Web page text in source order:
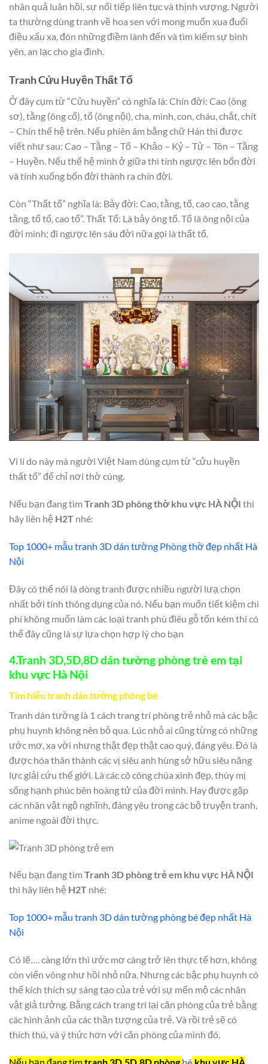
nhân quả luân hồi, sự nối tiếp liên tục và thịnh vượng. Người
ta thường dùng tranh về hoa sen với mong muốn xua đuổi
điều xấu xa, đón những điềm lành đến và tìm kiếm sự bình
yên, an lạc cho gia đình.
Tranh Cửu Huyền Thất Tổ
Ở đây cụm từ “Cửu huyền” có nghĩa là: Chín đời: Cao (ông
sơ), tằng (ông cố), tổ (ông nội), cha, mình, con, cháu, chắt, chít
– Chín thế hệ trên. Nếu phiên âm bằng chữ Hán thì được
viết như sau: Cao – Tằng – Tổ – Khảo – Kỷ – Tử – Tôn – Tằng
– Huyền. Nếu thế hệ mình ở giữa thì tính ngược lên bốn đời
và tính xuống bốn đời thành ra chín đời.
Còn “Thất tổ” nghĩa là: Bảy đời: Cao, tằng, tổ, cao cao, tằng
tằng, tổ tổ, cao tổ”. Thất Tổ: Là bảy ông tổ. Tổ là ông nội của
đời mình; đi ngược lên sáu đời nữa gọi là thất tổ.
Vì lí do này mà người Việt Nam dùng cụm từ “cửu huyền
thất tổ” để chỉ nơi thờ cúng.
Nếu bạn đang tìm Tranh 3D phòng thờ khu vực HÀ NỘI thì
hãy liên hệ H2T nhé:
Top 1000+ mẫu tranh 3D dán tường Phòng thờ đẹp nhất Hà
Nội
Đây có thể nói là dòng tranh được nhiều người lưạ chọn
nhất bởi tính thông dụng của nó. Nếu bạn muốn tiết kiệm chi
phí không muốn làm các loại tranh phù điêu gỗ tốn kém thì có
thể đây cũng là sự lựa chọn hợp lý cho bạn
4.Tranh 3D,5D,8D dán tường phòng trẻ em tại
khu vực Hà Nội
Tìm hiểu tranh dán tường phòng bé
Tranh dán tường là 1 cách trang trí phòng trẻ nhỏ mà các bậc
phụ huynh không nên bỏ qua. Lúc nhỏ ai cũng từng có những
ước mơ, xa vời nhưng thật đẹp thật cao quý, đáng yêu. Đó là
được hóa thân thành các vị siêu anh hùng sở hữu siêu năng
lực giải cứu thế giới. Là các cô công chúa xinh đẹp, thùy mị
sống hạnh phúc bên hoàng tử của đời mình. Hay được gặp
các nhân vật ngộ nghĩnh, đáng yêu trong các bộ truyện tranh,
anime ngoài đời thực.
Nếu bạn đang tìm Tranh 3D phòng trẻ em khu vực HÀ NỘI
thì hãy liên hệ H2T nhé:
Top 1000+ mẫu tranh 3D dán tường phòng bé đẹp nhất Hà
Nội
Có lẽ…. càng lớn thì ước mơ càng trở lên thực tế hơn, không
còn viển vông như hồi nhỏ nữa. Nhưng các bậc phụ huynh có
thể kích thích sự sáng tạo của trẻ với sự mến mộ các nhân
vật giả tưởng. Bằng cách trang trí lại căn phòng của trẻ bằng
các hình ảnh của các thần tượng của trẻ. Và rồi trẻ sẽ có
thích thú, và ý thức hơn với căn phòng của mình đó.